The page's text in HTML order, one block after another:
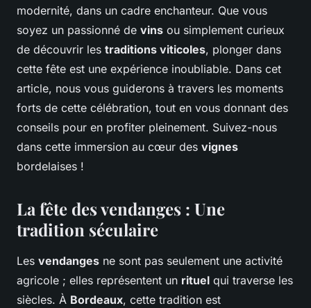
modernité, dans un cadre enchanteur. Que vous
soyez un passionné de vins ou simplement curieux
de découvrir les traditions viticoles, plonger dans
cette fête est une expérience inoubliable. Dans cet
article, nous vous guiderons à travers les moments
forts de cette célébration, tout en vous donnant des
conseils pour en profiter pleinement. Suivez-nous
dans cette immersion au cœur des vignes
bordelaises !
La fête des vendanges : Une
tradition séculaire
Les vendanges ne sont pas seulement une activité
agricole ; elles représentent un rituel qui traverse les
siècles. À Bordeaux, cette tradition est